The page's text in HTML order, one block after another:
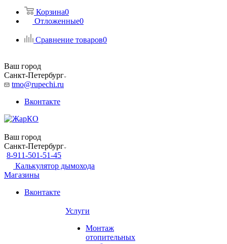
Корзина0
Отложенные0
Сравнение товаров0
Ваш город
Санкт-Петербург
tmo@rupechi.ru
Вконтакте
Ваш город
Санкт-Петербург
8-911-501-51-45
Калькулятор дымохода
Магазины
Вконтакте
Услуги
Монтаж
отопительных